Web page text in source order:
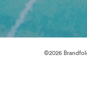
©2026